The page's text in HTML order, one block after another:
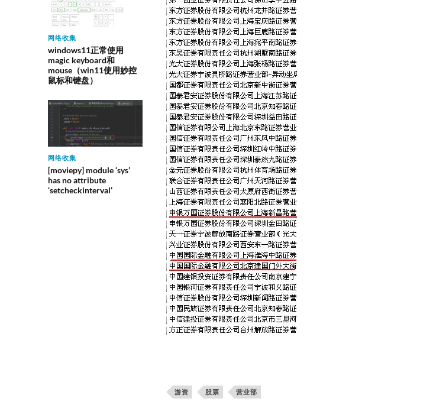
网络收集
windows11正常使用
magic keyboard和
mouse（win11使用妙控
鼠标和键盘）
网络收集
[moviepy] module ‘sys’
has no attribute
‘setcheckinterval’
游资 股票 营业部